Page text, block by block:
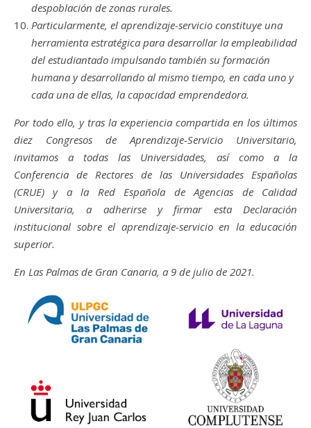
despoblación de zonas rurales.
Particularmente, el aprendizaje-servicio constituye una
herramienta estratégica para desarrollar la empleabilidad
del estudiantado impulsando también su formación
humana y desarrollando al mismo tiempo, en cada uno y
cada una de ellas, la capacidad emprendedora.
Por todo ello, y tras la experiencia compartida en los últimos
diez Congresos de Aprendizaje-Servicio Universitario,
invitamos a todas las Universidades, así como a la
Conferencia de Rectores de las Universidades Españolas
(CRUE) y a la Red Española de Agencias de Calidad
Universitaria, a adherirse y firmar esta Declaración
institucional sobre el aprendizaje-servicio en la educación
superior.
En Las Palmas de Gran Canaria, a 9 de julio de 2021.